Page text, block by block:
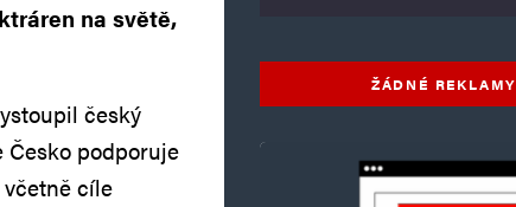
na světě,
český
podporuje
cíle
ŽÁDNÉ REKLAMY